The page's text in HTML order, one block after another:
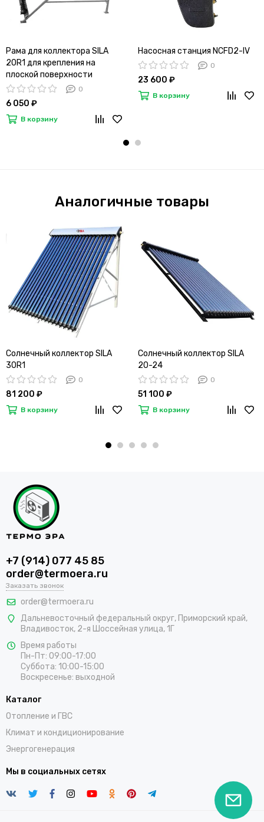
Рама для коллектора SILA
20R1 для крепления на
плоской поверхности
0
6 050 ₽
В корзину
Насосная станция NCFD2-IV
0
23 600 ₽
В корзину
Аналогичные товары
Солнечный коллектор SILA
30R1
0
81 200 ₽
В корзину
Солнечный коллектор SILA
20-24
0
51 100 ₽
В корзину
+7 (914) 077 45 85
order@termoera.ru
Заказать звонок
order@termoera.ru
Дальневосточный федеральный округ, Приморский край,
Владивосток, 2-я Шоссейная улица, 1Г
Время работы
Пн-Пт: 09:00-17:00
Суббота: 10:00-15:00
Воскресенье: выходной
Каталог
Отопление и ГВС
Климат и кондиционирование
Энергогенерация
Мы в социальных сетях